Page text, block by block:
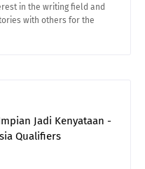
in the writing field and
with others for the
Jadi Kenyataan -
Qualifiers